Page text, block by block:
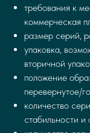
требования к
коммерческая
размер серий,
упаковка,
вторичной
положение
перевернутое/
количество
стабильности и